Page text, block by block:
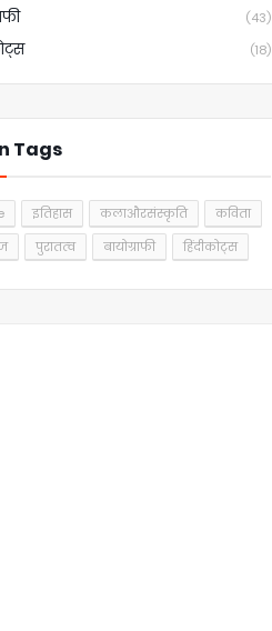
(43)
(18)
Tags
इतिहास कलाऔरसंस्कृति
कविता
पुरातत्व बायोग्राफी हिंदीकोट्स